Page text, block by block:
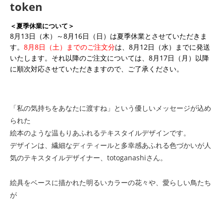
token
＜夏季休業について＞
8月13日（木）～8月16日（日）は夏季休業とさせていただきま
す。 8月8日（土）までのご注文分は、8月12日（水）までに発送
いたします。それ以降のご注文については、8月17日（月）以降
に順次対応させていただきますので、ご了承ください。
「私の気持ちをあなたに渡すね」という優しいメッセージが込め
られた
絵本のような温もりあふれるテキスタイルデザインです。
デザインは、繊細なディティールと多幸感あふれる色づかいが人
気のテキスタイルデザイナー、totoganashiさん。
絵具をベースに描かれた明るいカラーの花々や、愛らしい鳥たち
が